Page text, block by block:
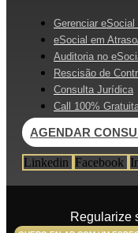
Gerenciar
eSocial em
Auditoria no
Rescisão de
Consulta Jurídica
Call 100%
AGENDAR
Linkedin Facebook
Regularize